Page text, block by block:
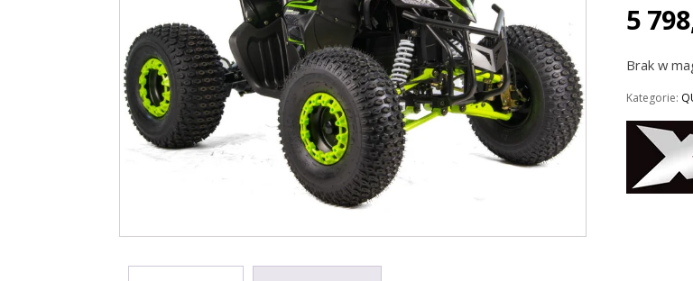
5
Brak w
Kategorie: